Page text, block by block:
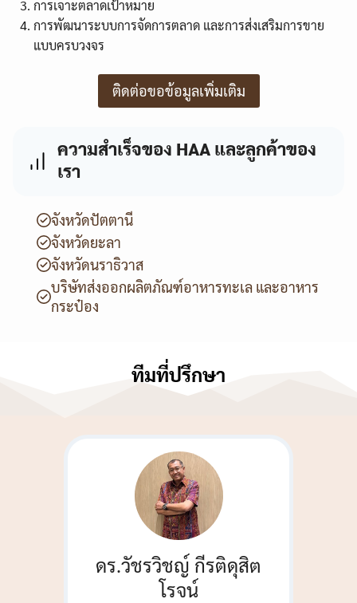
Search
การเจาะตลาดเป้าหมาย
การพัฒนาระบบการจัดการตลาด และการส่งเสริมการขาย
แบบครบวงจร
ติดต่อขอข้อมูลเพิ่มเติม
ความสำเร็จของ HAA และลูกค้าของ
เรา
จังหวัดปัตตานี
จังหวัดยะลา
จังหวัดนราธิวาส
บริษัทส่งออกผลิตภัณฑ์อาหารทะเล และอาหาร
กระป๋อง
ทีมที่ปรึกษา
ดร.วัชรวิชญ์ กีรติดุสิต
โรจน์